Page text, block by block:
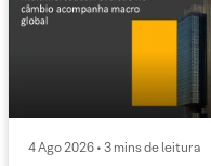
4 Ago 2026 • 3 mins de leitura